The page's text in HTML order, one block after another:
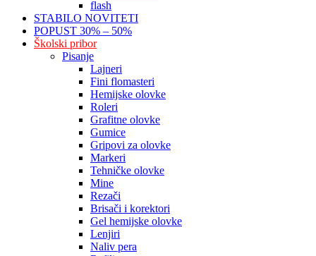
flash
STABILO NOVITETI
POPUST 30% – 50%
Školski pribor
Pisanje
Lajneri
Fini flomasteri
Hemijske olovke
Roleri
Grafitne olovke
Gumice
Gripovi za olovke
Markeri
Tehničke olovke
Mine
Rezači
Brisači i korektori
Gel hemijske olovke
Lenjiri
Naliv pera